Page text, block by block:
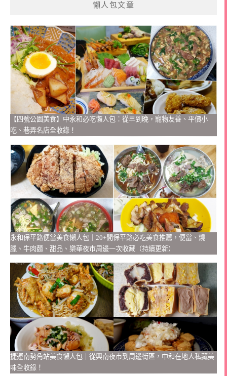
懶人包文章
【四號公園美食】中永和必吃懶人包：從早到晚，寵物友善、平價小
吃、巷弄名店全收錄！
永和保平路便當美食懶人包｜20+間保平路必吃美食推薦，便當、燒
臘、牛肉麵、甜品、樂華夜市周邊一次收藏（持續更新）
捷運南勢角站美食懶人包｜從興南夜市到周邊街區，中和在地人私藏美
味全收錄！